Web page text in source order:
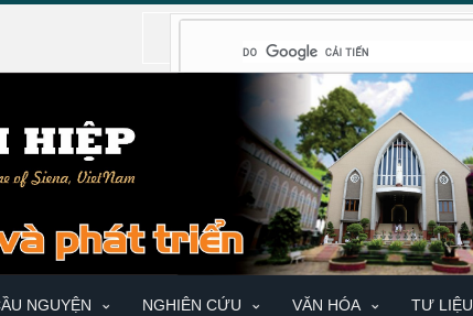
NGUYỆN NGHIÊN CỨU VĂN HÓA TƯ LIỆU